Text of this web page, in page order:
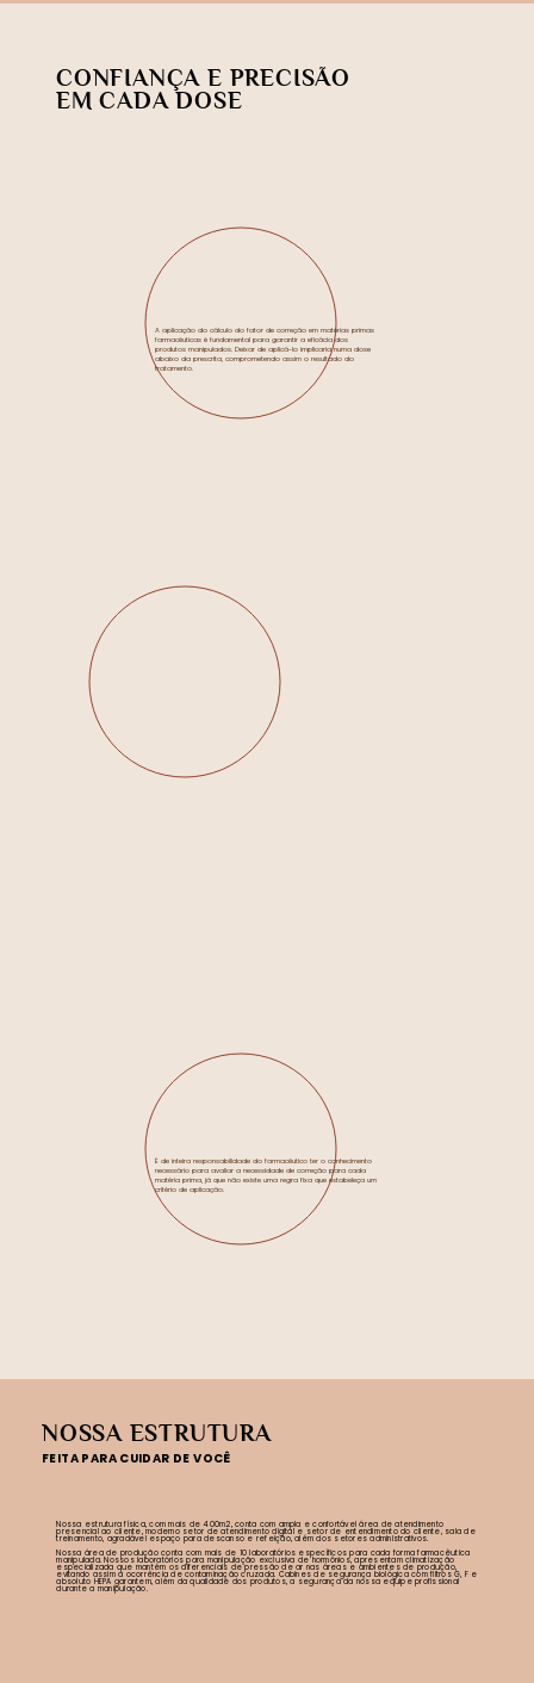
CONFIANÇA E PRECISÃO
EM CADA DOSE
A aplicação do cálculo do fator de correção em matérias primas
farmacêuticas é fundamental para garantir a eficácia dos
produtos manipulados. Deixar de aplicá-lo implicaria numa dose
abaixo da prescrita, comprometendo assim o resultado do
tratamento.
É de inteira responsabilidade do farmacêutico ter o conhecimento
necessário para avaliar a necessidade de correção para cada
matéria prima, já que não existe uma regra fixa que estabeleça um
critério de aplicação.
NOSSA ESTRUTURA
FEITA PARA CUIDAR DE VOCÊ
Nossa estrutura física, com mais de 400m2, conta com ampla e confortável área de atendimento
presencial ao cliente, moderno setor de atendimento digital e setor de entendimento do cliente, sala de
treinamento, agradável espaço para descanso e refeição, além dos setores administrativos.
Nossa área de produção conta com mais de 10 laboratórios específicos para cada forma farmacêutica
manipulada. Nossos laboratórios para manipulação exclusiva de hormônios, apresentam climatização
especializada que mantém os diferenciais de pressão de ar nas áreas e ambientes de produção,
evitando assim a ocorrência de contaminação cruzada. Cabines de segurança biológica com filtros G, F e
absoluto HEPA garantem, além da qualidade dos produtos, a segurança da nossa equipe profissional
durante a manipulação.